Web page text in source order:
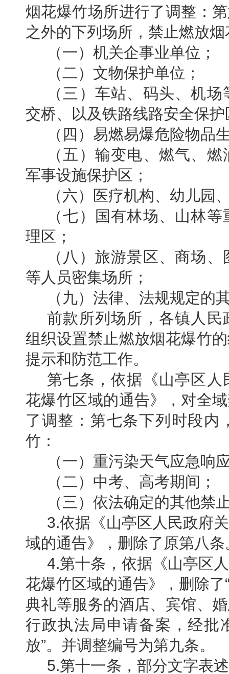
烟花爆竹场所进行了调整：
之外的下列场所，禁止燃放
（一）机关企事业单位；
（二）文物保护单位；
（三）车站、码头、机
交桥、以及铁路线路安全保护
（四）易燃易爆危险物品
（五）输变电、燃气、
军事设施保护区；
（六）医疗机构、幼儿园
（七）国有林场、山林
理区；
（八）旅游景区、商场
等人员密集场所；
（九）法律、法规规定的
前款所列场所，各镇人
组织设置禁止燃放烟花爆竹
提示和防范工作。
第七条，依据 《山亭区
花爆竹区域的通告》，对全
了调整： 第七条下列时段内
竹：
（一）重污染天气应急响
（二）中考、高考期间；
（三）依法确定的其他禁
3.依据 《山亭区人民政府
域的通告》， 删除了原第八条
4.第十条，依据 《山亭区
花爆竹区域的通告》，删除了
典礼等服务的酒店、宾馆、
行政执法局申请备案，经批
放”。并调整编号为第九条。
5.第十一条， 部分文字表